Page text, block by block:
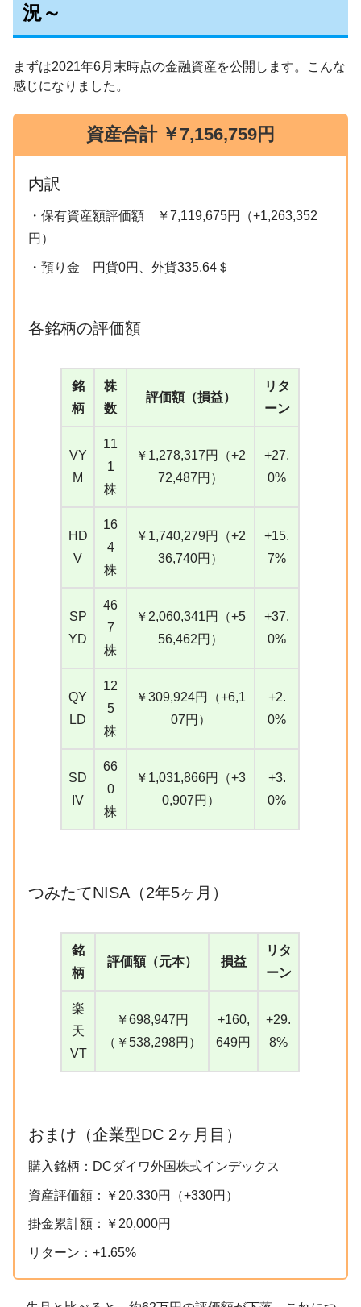
況～
まずは2021年6月末時点の金融資産を公開します。こんな
感じになりました。
資産合計￥7,156,759円
内訳
・保有資産額評価額 ￥7,119,675円（+1,263,352
円）
・預り金 円貨0円、外貨335.64＄
各銘柄の評価額
銘
柄
株
数
評価額（損益）
リタ
ーン
VY
M
11
1
株
￥1,278,317円（+2
72,487円）
+27.
0%
HD
V
16
4
株
￥1,740,279円（+2
36,740円）
+15.
7%
SP
YD
46
7
株
￥2,060,341円（+5
56,462円）
+37.
0%
QY
LD
12
5
株
￥309,924円（+6,1
07円）
+2.
0%
SD
IV
66
0
株
￥1,031,866円（+3
0,907円）
+3.
0%
つみたてNISA（2年5ヶ月）
銘
柄
評価額（元本） 損益
リタ
ーン
楽
天
VT
￥698,947円
（￥538,298円）
+160,
649円
+29.
8%
おまけ（企業型DC 2ヶ月目）
購入銘柄：DCダイワ外国株式インデックス
資産評価額：￥20,330円（+330円）
掛金累計額：￥20,000円
リターン：+1.65%